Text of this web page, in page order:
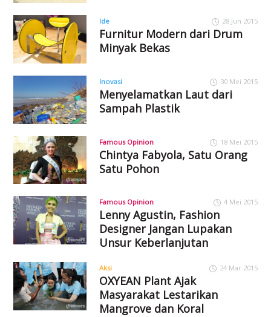
Ide 28 Jun 2015
Furnitur Modern dari Drum
Minyak Bekas
Inovasi 30 Mei 2015
Menyelamatkan Laut dari
Sampah Plastik
Famous Opinion 18 Mei 2015
Chintya Fabyola, Satu Orang
Satu Pohon
Famous Opinion 4 Mei 2015
Lenny Agustin, Fashion
Designer Jangan Lupakan
Unsur Keberlanjutan
Aksi 24 Mar 2015
OXYEAN Plant Ajak
Masyarakat Lestarikan
Mangrove dan Koral